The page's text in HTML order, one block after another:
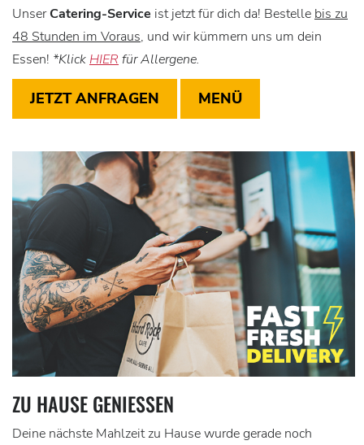
UnserCatering-Service ist jetzt für dich da! Bestelle bis zu
48 Stunden im Voraus, und wir kümmern uns um dein
Essen! *Klick HIER für Allergene.
JETZT ANFRAGEN MENÜ
ZU HAUSE GENIESSEN
Deine nächste Mahlzeit zu Hause wurde gerade noch